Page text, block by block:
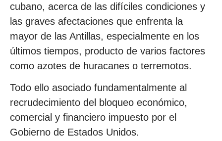
cubano, acerca de las difíciles condiciones y
las graves afectaciones que enfrenta la
mayor de las Antillas, especialmente en los
últimos tiempos, producto de varios factores
como azotes de huracanes o terremotos.
Todo ello asociado fundamentalmente al
recrudecimiento del bloqueo económico,
comercial y financiero impuesto por el
Gobierno de Estados Unidos.